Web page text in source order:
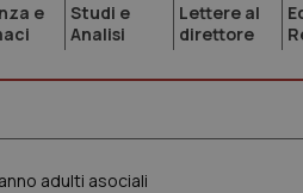
e
Studi e
Analisi
Lettere al
direttore
adulti asociali